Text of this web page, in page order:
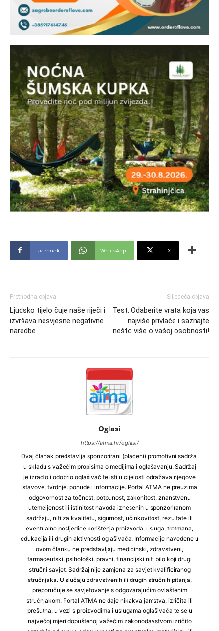
Facebook WhatsApp X
Prethodna objava
Ljudsko tijelo čuje naše riječi i
izvršava nesvjesne negativne
naredbe
Slijedeća objava
Test: Odaberite vrata koja vas
najviše privlače i saznajte
nešto više o vašoj osobnosti!
Oglasi
https://atma.hr/oglasi/
Ovaj članak predstavlja sponzorirani (plaćeni) promotivni sadržaj
u skladu s važećim propisima o medijima i oglašavanju. Sadržaj
je izradio i odobrio oglašivač te isti u cijelosti odražava njegove
stavove, tvrdnje, ponude i informacije. Portal ATMA ne preuzima
odgovornost za točnost, potpunost, zakonitost, znanstvenu
utemeljenost ili istinitost navoda iznesenih u sponzoriranom
sadržaju, niti za kvalitetu, sigurnost, učinkovitost, rezultate ili
eventualne posljedice korištenja proizvoda, usluga, tretmana,
edukacija ili drugih aktivnosti oglašivača. Informacije navedene u
ovom članku ne predstavljaju medicinski, zdravstveni,
farmaceutski, psihološki, pravni, financijski niti bilo koji drugi
stručni savjet. Sadržaj nije zamjena za savjet kvalificiranog
stručnjaka. U slučaju zdravstvenih ili drugih stručnih pitanja,
preporučuje se savjetovanje s odgovarajućim ovlaštenim
stručnjakom. Portal ATMA ne daje nikakva jamstva, izričita ili
prešutna, u vezi s proizvodima i uslugama oglašivača te se u
najvećoj mjeri dopuštenoj važećim zakonodavstvom izričito